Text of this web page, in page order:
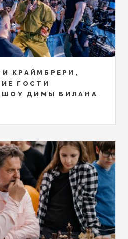
КРАЙМБРЕРИ,
ГОСТИ
ДИМЫ БИЛАНА